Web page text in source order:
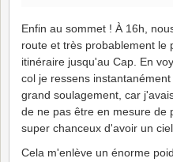
Enfin au sommet ! À 16h,
route et très probablement le
itinéraire jusqu'au Cap. En
col je ressens
grand soulagement, car
de ne pas être en mesure de
super chanceux d'avoir un
Cela m'enlève un énorme